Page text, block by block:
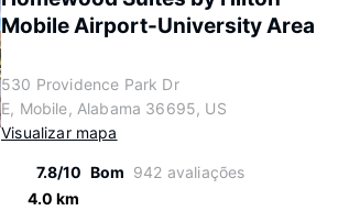
Mobile Airport-University Area
530 Providence Park Dr
E, Mobile, Alabama 36695, US
Visualizar mapa
7.8/10 Bom 942 avaliações
4.0 km